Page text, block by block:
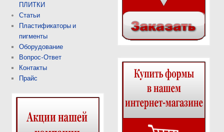
ПЛИТКИ
Статьи
Пластификаторы и
пигменты
Оборудование
Вопрос-Ответ
Контакты
Прайс